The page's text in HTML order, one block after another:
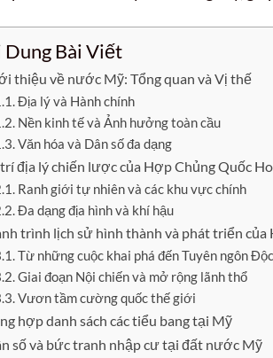
Dung Bài Viết
thiệu về nước Mỹ: Tổng quan và Vị thế
Địa lý và Hành chính
Nền kinh tế và Ảnh hưởng toàn cầu
Văn hóa và Dân số đa dạng
địa lý chiến lược của Hợp Chủng Quốc
Ranh giới tự nhiên và các khu vực chính
Đa dạng địa hình và khí hậu
trình lịch sử hình thành và phát triển của
Từ những cuộc khai phá đến Tuyên ngôn
Giai đoạn Nội chiến và mở rộng lãnh thổ
Vươn tầm cường quốc thế giới
hợp danh sách các tiểu bang tại Mỹ
số và bức tranh nhập cư tại đất nước Mỹ